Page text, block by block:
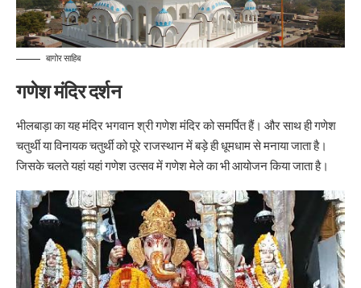
बागोर साहिब
गणेश मंदिर दर्शन
भीलबाड़ा का यह मंदिर भगवान श्री गणेश मंदिर को समर्पित हैं। और साथ ही गणेश
चतुर्थी या विनायक चतुर्थी को पूरे राजस्थान में बड़े ही धूमधाम से मनाया जाता है।
जिसके चलते यहां यहां गणेश उत्सव में गणेश मेले का भी आयोजन किया जाता है।